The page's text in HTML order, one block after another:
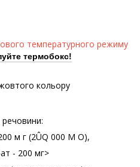
температурного режиму
термобокс!
жовтого кольору
речовини:
м г (2ÛQ 000 М О),
- 200 мг>